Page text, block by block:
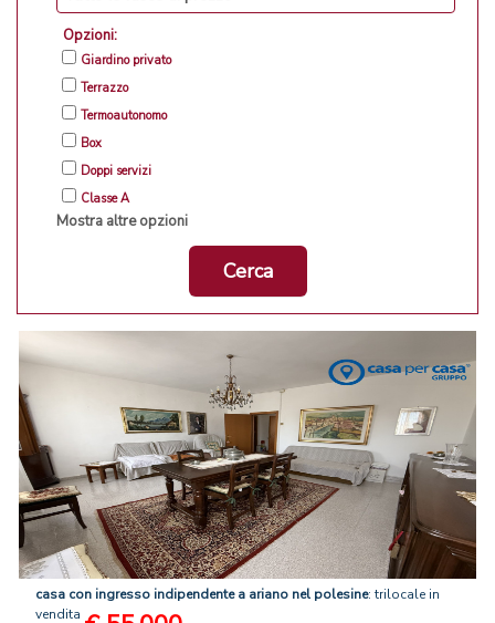
Opzioni:
Giardino privato
Terrazzo
Termoautonomo
Box
Doppi servizi
Classe A
Mostra altre opzioni
Cerca
casa con ingresso indipendente a ariano nel polesine: trilocale in
vendita